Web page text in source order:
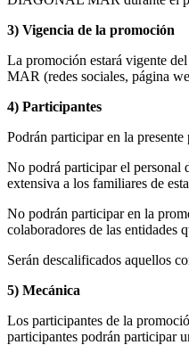
3) Vigencia de la promoción
La promoción estará vigente
MAR (redes sociales, página
4) Participantes
Podrán participar en la
No podrá participar el
extensiva a los familiares de
No podrán participar en la
colaboradores de las entidades
Serán descalificados aquellos
5) Mecánica
Los participantes de la
participantes podrán participar